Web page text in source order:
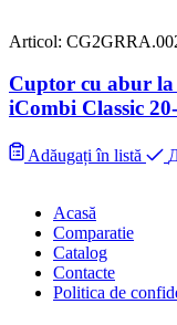
Articol:
Cuptor cu abur la
iCombi Classic
Adăugați în listă
Acasă
Comparatie
Catalog
Contacte
Politica de